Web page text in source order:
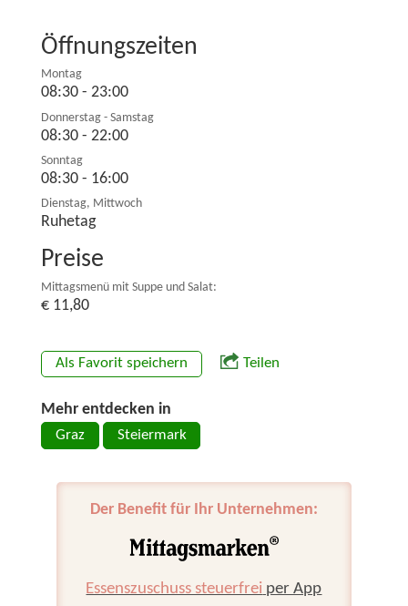
Öffnungszeiten
Montag
08:30 - 23:00
Donnerstag - Samstag
08:30 - 22:00
Sonntag
08:30 - 16:00
Dienstag, Mittwoch
Ruhetag
Preise
Mittagsmenü mit Suppe und Salat:
€ 11,80
Als Favorit speichern Teilen
Mehr entdecken in
Graz Steiermark
Der Benefit für Ihr Unternehmen:
Essenszuschuss steuerfrei per App